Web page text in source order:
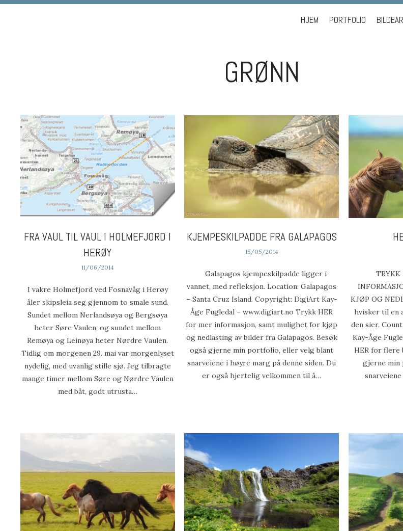
Skip to content
HJEM PORTFOLIO
GRØNN
FRA VAUL TIL VAUL I HOLMEFJORD I
HERØY
11/06/2014
I vakre Holmefjord ved Fosnavåg i Herøy
åler skipsleia seg gjennom to smale sund.
Sundet mellom Nerlandsøya og Bergsøya
heter Søre Vaulen, og sundet mellom
Remøya og Leinøya heter Nørdre Vaulen.
Tidlig om morgenen 29. mai var morgenlyset
nydelig, med uvanlig stille sjø. Jeg tilbragte
mange timer mellom Søre og Nørdre Vaulen
med båt, godt utrusta…
KJEMPESKILPADDE FRA GALAPAGOS
15/05/2014
Galapagos kjempeskilpadde ligger i
vannet, med refleksjon. Location: Galapagos
– Santa Cruz Island. Copyright: DigiArt Kay-
Åge Fugledal – www.digiart.no Trykk HER
for mer informasjon, samt mulighet for kjøp
og nedlasting av bilder fra Galapagos. Besøk
også gjerne min portfolio, eller velg blant
snarveiene i høyre marg på denne siden. Du
er også hjertelig velkommen til å…
TRYKK
KJØP OG
hvisker til en
den sier.
Kay-Åge
HER for flere
gjerne min